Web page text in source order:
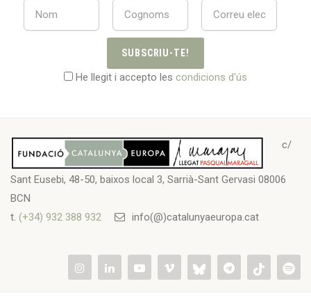
SUBSCRIU-TE!
He llegit i accepto les condicions d'ús
c/
Sant Eusebi, 48-50, baixos local 3, Sarrià-Sant Gervasi 08006
BCN
t. (+34) 932 388 932 info(@)catalunyaeuropa.cat